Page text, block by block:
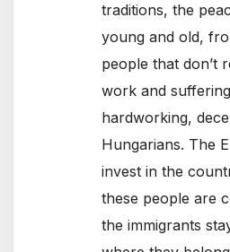
traditions, the
young and old,
people that don’t
work and
hardworking,
Hungarians. The
invest in the
these people are
the immigrants